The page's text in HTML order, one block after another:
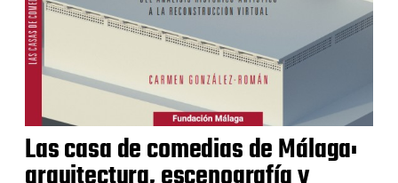
Las casa de comedias de Málaga: